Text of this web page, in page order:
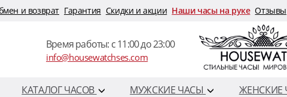
и возврат Гарантия Скидки и акции Наши часы на руке Отзывы
Время работы: c 11:00 до 23:00
info@housewatchses.com
КАТАЛОГ ЧАСОВ МУЖСКИЕ ЧАСЫ ЖЕНСКИЕ